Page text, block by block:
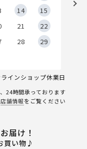
14
15
21
22
28
29
インショップ休業日
24時間承っております
店舗情報をご覧ください
届け！
買い物♪